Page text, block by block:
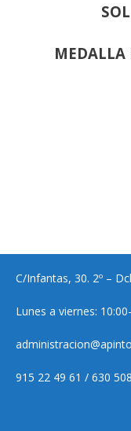
MEDALLA
C/Infantas, 30. 2º –
Lunes a viernes:
915 22 49 61 / 630